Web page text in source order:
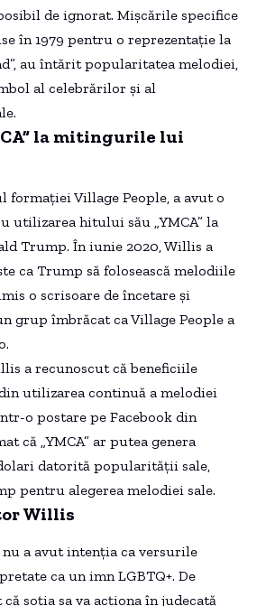
de ignorat. Mișcările specifice
în 1979 pentru o reprezentație la
au întărit popularitatea melodiei,
al celebrărilor și al
la mitingurile lui
formației Village People, a avut o
utilizarea hitului său „YMCA” la
Trump. În iunie 2020, Willis a
ca Trump să folosească melodiile
o scrisoare de încetare și
grup îmbrăcat ca Village People a
a recunoscut că beneficiile
utilizarea continuă a melodiei
o postare pe Facebook din
că „YMCA” ar putea genera
datorită popularității sale,
pentru alegerea melodiei sale.
Willis
a avut intenția ca versurile
ca un imn LGBTQ+. De
că soția sa va acționa în judecată